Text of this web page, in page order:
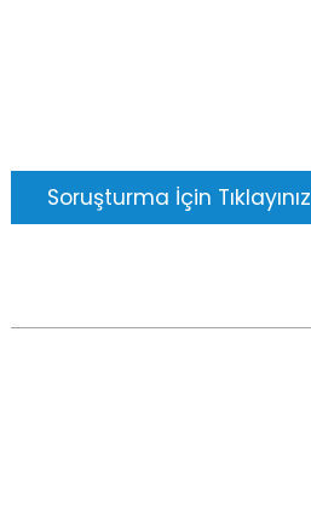
Soruşturma İçin Tıklayınız